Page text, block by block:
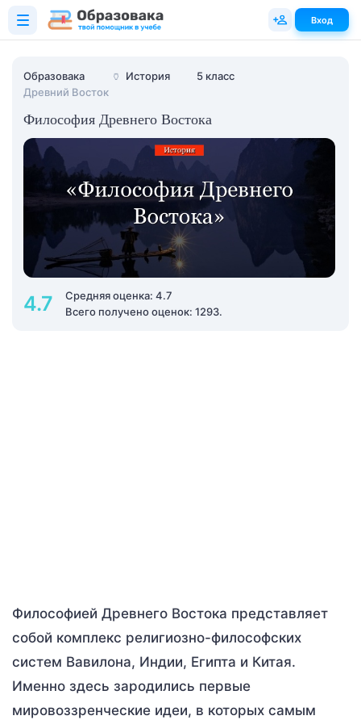
Образовака 🏺 История
5 класс
Древний Восток
Философия Древнего Востока
4.7
Средняя оценка: 4.7
Всего получено оценок: 1293.
Философией Древнего Востока представляет
собой комплекс религиозно-философских
систем Вавилона, Индии, Египта и Китая.
Именно здесь зародились первые
мировоззренческие идеи, в которых самым
Вход